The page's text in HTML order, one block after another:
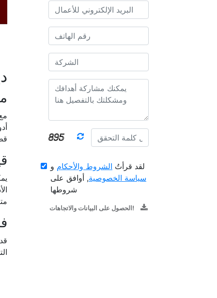
لقد قرأتُ الشروط والأحكام و
سياسة الخصوصية, أوافق على
شروطها
الحصول على البيانات والاتجاهات!